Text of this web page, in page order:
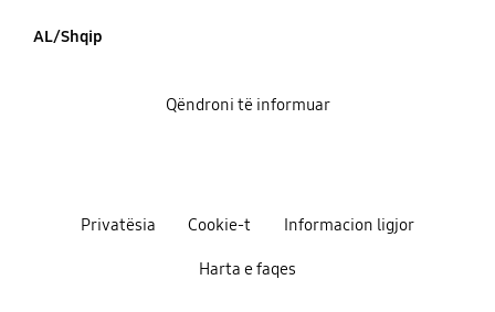
AL/Shqip
Privatësia Cookie-t Informacion ligjor
Harta e faqes
Qëndroni të informuar